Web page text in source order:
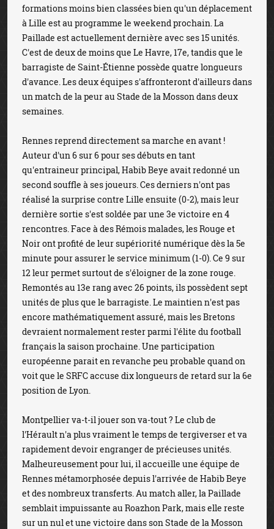
formations moins bien classées bien qu'un déplacement
à Lille est au programme le weekend prochain. La
Paillade est actuellement dernière avec ses 15 unités.
C'est de deux de moins que Le Havre, 17e, tandis que le
barragiste de Saint-Étienne possède quatre longueurs
d'avance. Les deux équipes s'affronteront d'ailleurs dans
un match de la peur au Stade de la Mosson dans deux
semaines.
Rennes reprend directement sa marche en avant !
Auteur d'un 6 sur 6 pour ses débuts en tant
qu'entraineur principal, Habib Beye avait redonné un
second souffle à ses joueurs. Ces derniers n'ont pas
réalisé la surprise contre Lille ensuite (0-2), mais leur
dernière sortie s'est soldée par une 3e victoire en 4
rencontres. Face à des Rémois malades, les Rouge et
Noir ont profité de leur supériorité numérique dès la 5e
minute pour assurer le service minimum (1-0). Ce 9 sur
12 leur permet surtout de s'éloigner de la zone rouge.
Remontés au 13e rang avec 26 points, ils possèdent sept
unités de plus que le barragiste. Le maintien n'est pas
encore mathématiquement assuré, mais les Bretons
devraient normalement rester parmi l'élite du football
français la saison prochaine. Une participation
européenne parait en revanche peu probable quand on
voit que le SRFC accuse dix longueurs de retard sur la 6e
position de Lyon.
Montpellier va-t-il jouer son va-tout ? Le club de
l'Hérault n'a plus vraiment le temps de tergiverser et va
rapidement devoir engranger de précieuses unités.
Malheureusement pour lui, il accueille une équipe de
Rennes métamorphosée depuis l'arrivée de Habib Beye
et des nombreux transferts. Au match aller, la Paillade
semblait impuissante au Roazhon Park, mais elle reste
sur un nul et une victoire dans son Stade de la Mosson